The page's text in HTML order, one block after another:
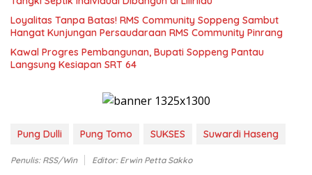
Loyalitas Tanpa Batas! RMS Community Soppeng Sambut
Hangat Kunjungan Persaudaraan RMS Community Pinrang
Kawal Progres Pembangunan, Bupati Soppeng Pantau
Langsung Kesiapan SRT 64
Pung Dulli Pung Tomo SUKSES Suwardi Haseng
Penulis: RSS/win Editor: Erwin Petta Sakko